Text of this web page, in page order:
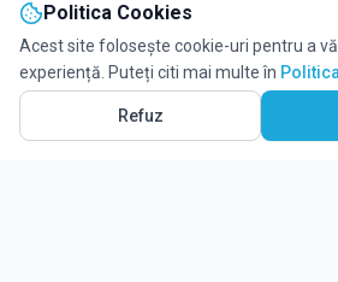
Vezi pe Hartă
Politica Cookies
Acest site folosește cookie-uri pentru a
experiență. Puteți citi mai multe în
Refuz